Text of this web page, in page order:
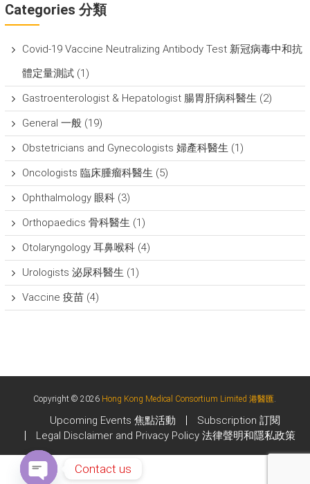
Categories 分類
Covid-19 Vaccine Neutralizing Antibody Test 新冠病毒中和抗
體定量測試(1)
Gastroenterologist & Hepatologist 腸胃肝病科醫生 (2)
General 一般(19)
Obstetricians and Gynecologists 婦產科醫生 (1)
Oncologists 臨床腫瘤科醫生 (5)
Ophthalmology 眼科(3)
Orthopaedics 骨科醫生 (1)
Otolaryngology 耳鼻喉科(4)
Urologists 泌尿科醫生 (1)
Vaccine 疫苗(4)
Copyright © 2026 Hong Kong Medical Consortium Limited 港醫匯.
Upcoming Events 焦點活動
Subscription 訂閱
Legal Disclaimer and Privacy Policy 法律聲明和隱私政策
Contact us